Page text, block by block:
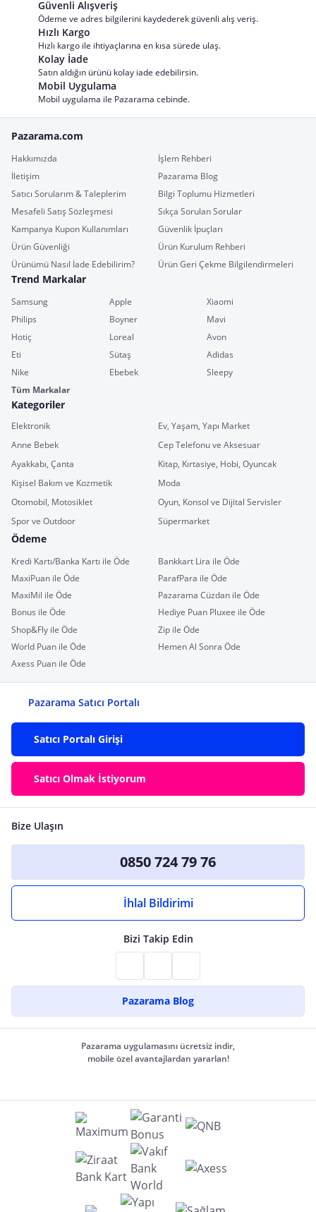
Güvenli Alışveriş
Ödeme ve adres bilgilerini kaydederek güvenli alış veriş.
Hızlı Kargo
Hızlı kargo ile ihtiyaçlarına en kısa sürede ulaş.
Kolay İade
Satın aldığın ürünü kolay iade edebilirsin.
Mobil Uygulama
Mobil uygulama ile Pazarama cebinde.
Pazarama.com
Hakkımızda
İşlem Rehberi
İletişim
Pazarama Blog
Satıcı Sorularım & Taleplerim
Bilgi Toplumu Hizmetleri
Mesafeli Satış Sözleşmesi
Sıkça Sorulan Sorular
Kampanya Kupon Kullanımları
Güvenlik İpuçları
Ürün Güvenliği
Ürün Kurulum Rehberi
Ürünümü Nasıl İade Edebilirim?
Ürün Geri Çekme Bilgilendirmeleri
Trend Markalar
Samsung Apple
Xiaomi
Philips
Boyner
Mavi
Hotiç
Loreal
Avon
Eti
Sütaş
Adidas
Nike
Ebebek
Sleepy
Tüm Markalar
Kategoriler
Elektronik
Ev, Yaşam, Yapı Market
Anne Bebek
Cep Telefonu ve Aksesuar
Ayakkabı, Çanta
Kitap, Kırtasiye, Hobi, Oyuncak
Kişisel Bakım ve Kozmetik
Moda
Otomobil, Motosiklet
Oyun, Konsol ve Dijital Servisler
Spor ve Outdoor
Süpermarket
Ödeme
Kredi Kartı/Banka Kartı ile Öde
Bankkart Lira ile Öde
MaxiPuan ile Öde
ParafPara ile Öde
MaxiMil ile Öde
Pazarama Cüzdan ile Öde
Bonus ile Öde
Hediye Puan Pluxee ile Öde
Shop&Fly ile Öde
Zip ile Öde
World Puan ile Öde
Hemen Al Sonra Öde
Axess Puan ile Öde
Pazarama Satıcı Portalı
Satıcı Portalı Girişi
Satıcı Olmak İstiyorum
Bize Ulaşın
0850 724 79 76
İhlal Bildirimi
Bizi Takip Edin
Pazarama Blog
Pazarama uygulamasını ücretsiz indir,
mobile özel avantajlardan yararlan!